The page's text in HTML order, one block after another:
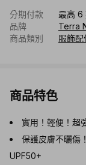
分期付款
最高 6
品牌
Terra
商品類別
服飾配
商品特色
實用！輕便！超
保護皮膚不曬傷
UPF50+